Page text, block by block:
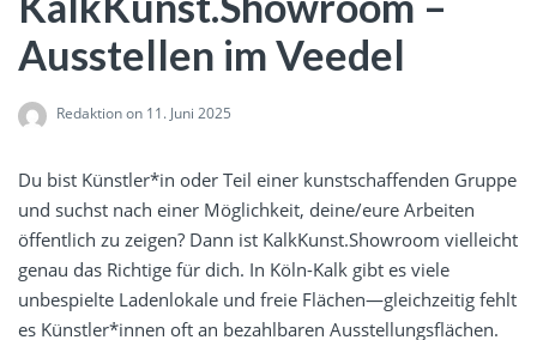
Ausstellen im Veedel
Redaktionon 11. Juni 2025
Du bist Künstler*in oder Teil einer kunstschaffenden Gruppe
und suchst nach einer Möglichkeit, deine/eure Arbeiten
öffentlich zu zeigen? Dann ist KalkKunst.Showroom vielleicht
genau das Richtige für dich. In Köln-Kalk gibt es viele
unbespielte Ladenlokale und freie Flächen—gleichzeitig fehlt
es Künstler*innen oft an bezahlbaren Ausstellungsflächen.